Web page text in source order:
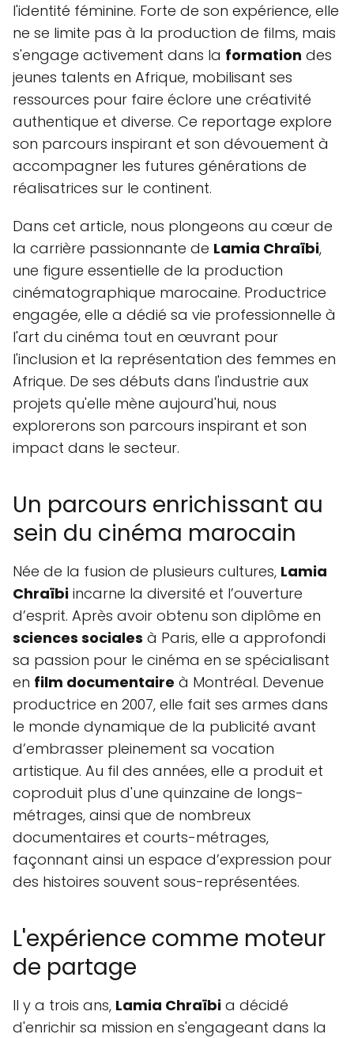
l'identité féminine. Forte de son expérience, elle
ne se limite pas à la production de films, mais
s'engage activement dans la formation des
jeunes talents en Afrique, mobilisant ses
ressources pour faire éclore une créativité
authentique et diverse. Ce reportage explore
son parcours inspirant et son dévouement à
accompagner les futures générations de
réalisatrices sur le continent.
Dans cet article, nous plongeons au cœur de
la carrière passionnante de Lamia Chraïbi,
une figure essentielle de la production
cinématographique marocaine. Productrice
engagée, elle a dédié sa vie professionnelle à
l'art du cinéma tout en œuvrant pour
l'inclusion et la représentation des femmes en
Afrique. De ses débuts dans l'industrie aux
projets qu'elle mène aujourd'hui, nous
explorerons son parcours inspirant et son
impact dans le secteur.
Un parcours enrichissant au
sein du cinéma marocain
Née de la fusion de plusieurs cultures, Lamia
Chraïbi incarne la diversité et l’ouverture
d’esprit. Après avoir obtenu son diplôme en
sciences sociales à Paris, elle a approfondi
sa passion pour le cinéma en se spécialisant
en film documentaire à Montréal. Devenue
productrice en 2007, elle fait ses armes dans
le monde dynamique de la publicité avant
d’embrasser pleinement sa vocation
artistique. Au fil des années, elle a produit et
coproduit plus d'une quinzaine de longs-
métrages, ainsi que de nombreux
documentaires et courts-métrages,
façonnant ainsi un espace d’expression pour
des histoires souvent sous-représentées.
L'expérience comme moteur
de partage
Il y a trois ans, Lamia Chraïbi a décidé
d'enrichir sa mission en s'engageant dans la